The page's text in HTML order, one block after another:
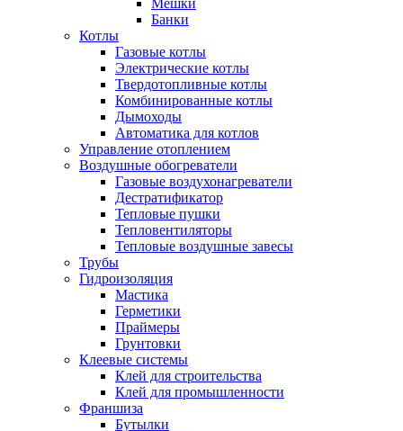
Мешки
Банки
Котлы
Газовые котлы
Электрические котлы
Твердотопливные котлы
Комбинированные котлы
Дымоходы
Автоматика для котлов
Управление отоплением
Воздушные обогреватели
Газовые воздухонагреватели
Дестратификатор
Тепловые пушки
Тепловентиляторы
Тепловые воздушные завесы
Трубы
Гидроизоляция
Мастика
Герметики
Праймеры
Грунтовки
Клеевые системы
Клей для строительства
Клей для промышленности
Франшиза
Бутылки